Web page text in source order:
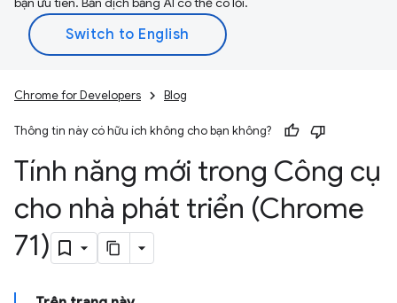
Chrome for Developers Blog
Thông tin này có hữu ích không cho bạn không?
Tính năng mới trong Công cụ
cho nhà phát triển (Chrome
71)